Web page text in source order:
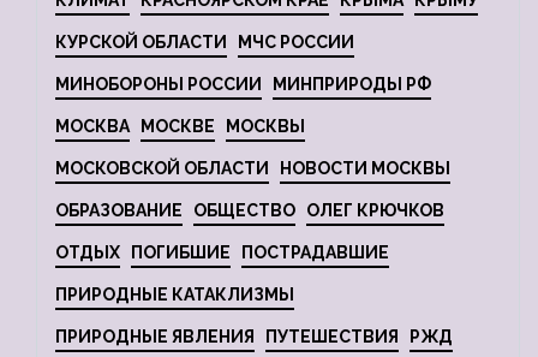
КУРСКОЙ ОБЛАСТИ МЧС РОССИИ
МИНОБОРОНЫ РОССИИ МИНПРИРОДЫ РФ
МОСКВА МОСКВЕ МОСКВЫ
МОСКОВСКОЙ ОБЛАСТИ НОВОСТИ МОСКВЫ
ОБРАЗОВАНИЕ ОБЩЕСТВО ОЛЕГ КРЮЧКОВ
ОТДЫХ ПОГИБШИЕ ПОСТРАДАВШИЕ
ПРИРОДНЫЕ КАТАКЛИЗМЫ
ПРИРОДНЫЕ ЯВЛЕНИЯ ПУТЕШЕСТВИЯ РЖД